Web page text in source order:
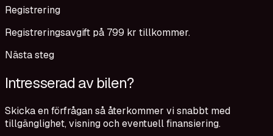
Registrering
Registreringsavgift på 799 kr tillkommer.
Nästa steg
Intresserad av bilen?
Skicka en förfrågan så återkommer vi snabbt med
tillgänglighet, visning och eventuell finansiering.